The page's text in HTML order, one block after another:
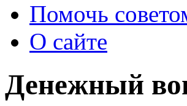
Помочь
О сайте
Денежный